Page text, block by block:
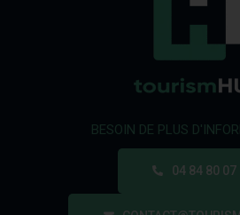
BESOIN DE PLUS
04 84 80 07